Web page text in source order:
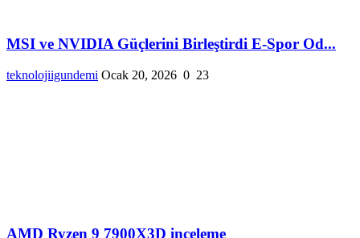
MSI ve NVIDIA Güçlerini Birleştirdi E-Spor Od...
teknolojiigundemi Ocak 20, 2026 0 23
AMD Ryzen 9 7900X3D inceleme